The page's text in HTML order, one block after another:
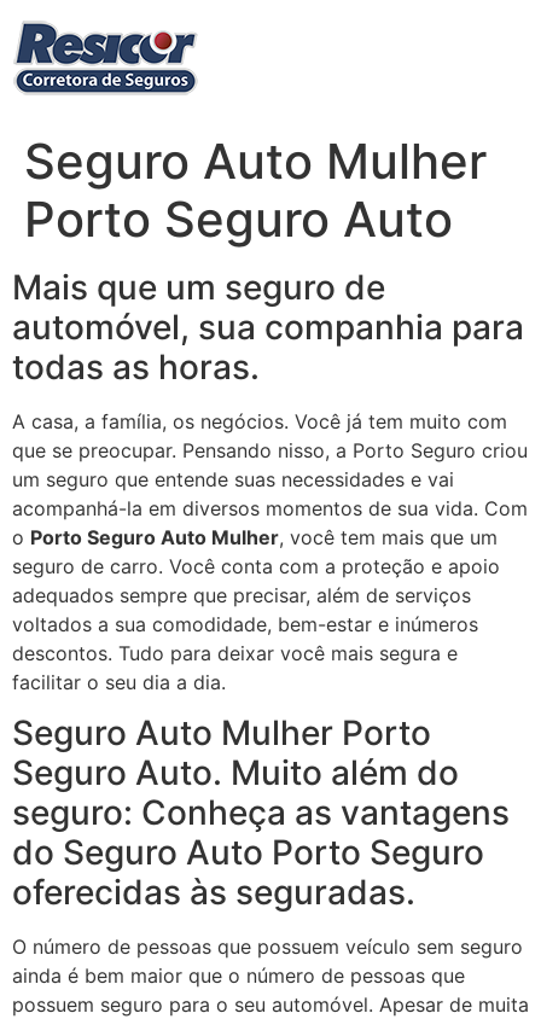
para
conteúdo
Seguro Auto Mulher
Porto Seguro Auto
Mais que um seguro de
automóvel, sua companhia para
todas as horas.
A casa, a família, os negócios. Você já tem muito com
que se preocupar. Pensando nisso, a Porto Seguro criou
um seguro que entende suas necessidades e vai
acompanhá-la em diversos momentos de sua vida. Com
o Porto Seguro Auto Mulher, você tem mais que um
seguro de carro. Você conta com a proteção e apoio
adequados sempre que precisar, além de serviços
voltados a sua comodidade, bem-estar e inúmeros
descontos. Tudo para deixar você mais segura e
facilitar o seu dia a dia.
Seguro Auto Mulher Porto
Seguro Auto. Muito além do
seguro: Conheça as vantagens
do Seguro Auto Porto Seguro
oferecidas às seguradas.
O número de pessoas que possuem veículo sem seguro
ainda é bem maior que o número de pessoas que
possuem seguro para o seu automóvel. Apesar de muita